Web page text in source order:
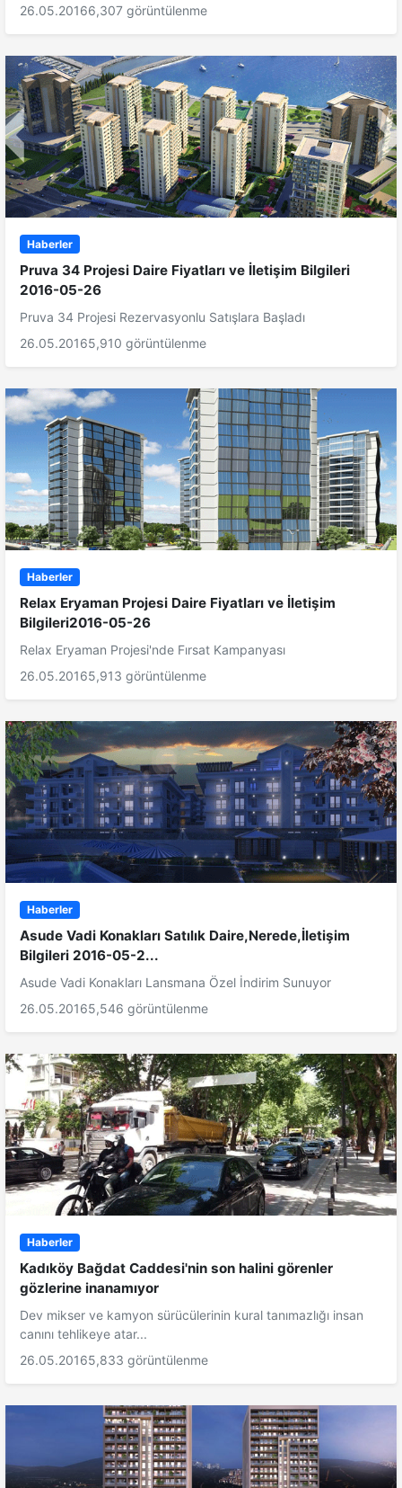
26.05.20166,307 görüntülenme
Haberler
Pruva 34 Projesi Daire Fiyatları ve İletişim Bilgileri
2016-05-26
Pruva 34 Projesi Rezervasyonlu Satışlara Başladı
26.05.20165,910 görüntülenme
Haberler
Relax Eryaman Projesi Daire Fiyatları ve İletişim
Bilgileri2016-05-26
Relax Eryaman Projesi'nde Fırsat Kampanyası
26.05.20165,913 görüntülenme
Haberler
Asude Vadi Konakları Satılık Daire,Nerede,İletişim
Bilgileri 2016-05-2...
Asude Vadi Konakları Lansmana Özel İndirim Sunuyor
26.05.20165,546 görüntülenme
Haberler
Kadıköy Bağdat Caddesi'nin son halini görenler
gözlerine inanamıyor
Dev mikser ve kamyon sürücülerinin kural tanımazlığı insan
canını tehlikeye atar...
26.05.20165,833 görüntülenme